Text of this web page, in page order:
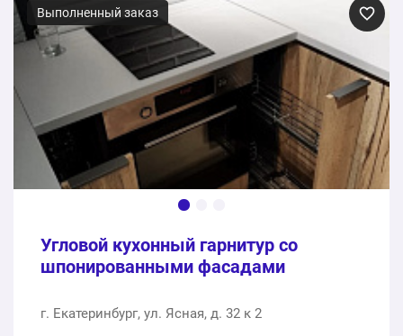
1 шт.
Общая стоимость: 219800 ₽
Выполненный заказ
Угловой кухонный гарнитур со
шпонированными фасадами
г. Екатеринбург, ул. Ясная, д. 32 к 2